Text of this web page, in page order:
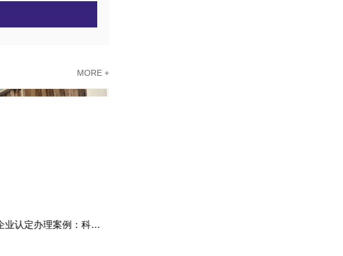
MORE +
东莞高新技术企业认定办理案例：科技企业通过专家意见提高成过率